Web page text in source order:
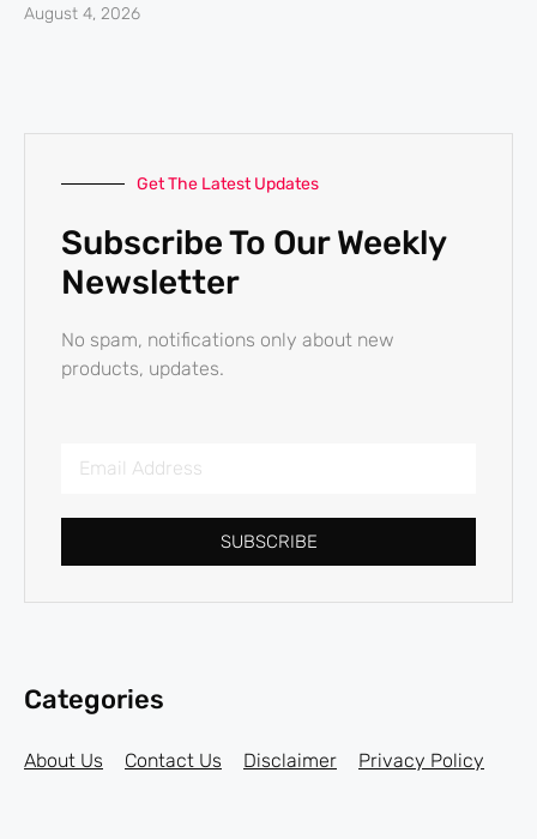
August 4, 2026
Get The Latest Updates
Subscribe To Our Weekly
Newsletter
No spam, notifications only about new
products, updates.
SUBSCRIBE
Categories
About Us Contact Us Disclaimer Privacy Policy